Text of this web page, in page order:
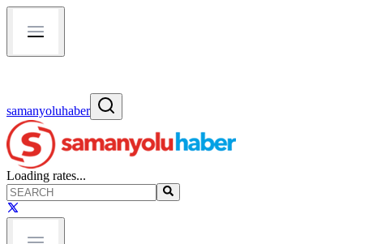
samanyoluhaber
Loading rates...